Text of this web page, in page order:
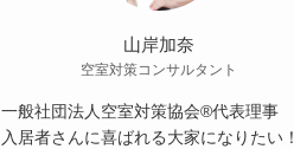
山岸加奈
空室対策コンサルタント
一般社団法人空室対策協会®︎代表理事
入居者さんに喜ばれる大家になりたい！